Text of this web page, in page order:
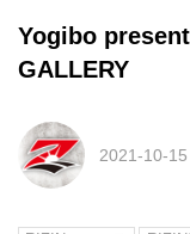
Yogibo
GALLERY
2021-10-15